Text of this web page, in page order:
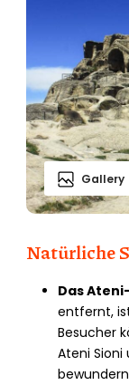
Gallery
Natürliche
Das
entfernt,
Besucher
Ateni